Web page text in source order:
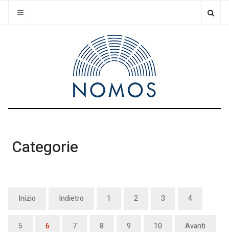
Categorie
Inizio Indietro 1 2 3 4
5 6 7 8 9 10 Avanti